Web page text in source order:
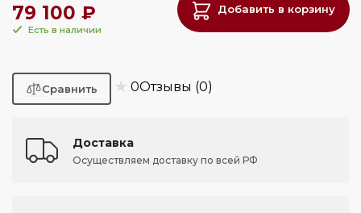
79 100 ₽
Есть в наличии
Добавить в корзину
★ 0Отзывы (0)
Доставка
Осуществляем доставку по всей РФ